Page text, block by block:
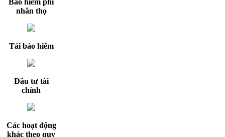
Bảo hiểm phi
nhân thọ
Tái bảo hiểm
Đầu tư tài
chính
Các hoạt động
khác theo quy